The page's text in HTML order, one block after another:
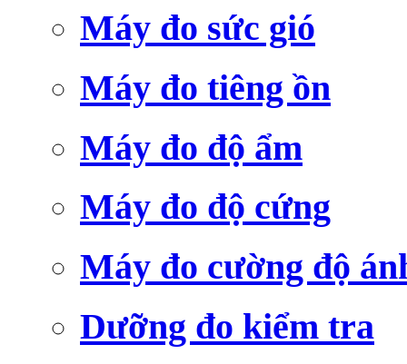
Máy đo sức gió
Máy đo tiêng ồn
Máy đo độ ẩm
Máy đo độ cứng
Máy đo cường độ
Dưỡng đo kiểm tra